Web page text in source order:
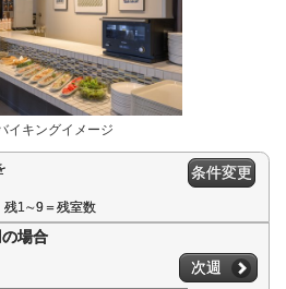
イキングイメージ
残1∼9＝残室数
条件変更
場合
次週